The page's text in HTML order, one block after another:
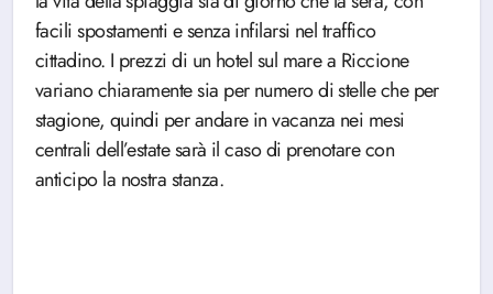
facili spostamenti e senza infilarsi nel traffico
cittadino. I prezzi di un hotel sul mare a Riccione
variano chiaramente sia per numero di stelle che per
stagione, quindi per andare in vacanza nei mesi
centrali dell’estate sarà il caso di prenotare con
anticipo la nostra stanza.